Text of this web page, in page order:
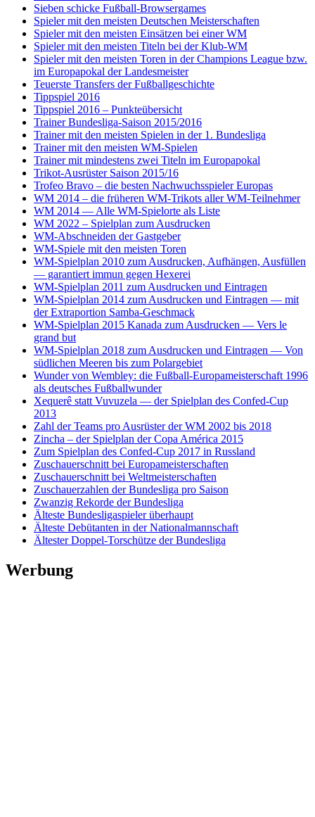
Sieben schicke Fußball-Browsergames
Spieler mit den meisten Deutschen Meisterschaften
Spieler mit den meisten Einsätzen bei einer WM
Spieler mit den meisten Titeln bei der Klub-WM
Spieler mit den meisten Toren in der Champions League bzw.
im Europapokal der Landesmeister
Teuerste Transfers der Fußballgeschichte
Tippspiel 2016
Tippspiel 2016 – Punkteübersicht
Trainer Bundesliga-Saison 2015/2016
Trainer mit den meisten Spielen in der 1. Bundesliga
Trainer mit den meisten WM-Spielen
Trainer mit mindestens zwei Titeln im Europapokal
Trikot-Ausrüster Saison 2015/16
Trofeo Bravo – die besten Nachwuchsspieler Europas
WM 2014 – die früheren WM-Trikots aller WM-Teilnehmer
WM 2014 — Alle WM-Spielorte als Liste
WM 2022 – Spielplan zum Ausdrucken
WM-Abschneiden der Gastgeber
WM-Spiele mit den meisten Toren
WM-Spielplan 2010 zum Ausdrucken, Aufhängen, Ausfüllen
— garantiert immun gegen Hexerei
WM-Spielplan 2011 zum Ausdrucken und Eintragen
WM-Spielplan 2014 zum Ausdrucken und Eintragen — mit
der Extraportion Samba-Geschmack
WM-Spielplan 2015 Kanada zum Ausdrucken — Vers le
grand but
WM-Spielplan 2018 zum Ausdrucken und Eintragen — Von
südlichen Meeren bis zum Polargebiet
Wunder von Wembley: die Fußball-Europameisterschaft 1996
als deutsches Fußballwunder
Xequerê statt Vuvuzela — der Spielplan des Confed-Cup
2013
Zahl der Teams pro Ausrüster der WM 2002 bis 2018
Zincha – der Spielplan der Copa América 2015
Zum Spielplan des Confed-Cup 2017 in Russland
Zuschauerschnitt bei Europameisterschaften
Zuschauerschnitt bei Weltmeisterschaften
Zuschauerzahlen der Bundesliga pro Saison
Zwanzig Rekorde der Bundesliga
Älteste Bundesligaspieler überhaupt
Älteste Debütanten in der Nationalmannschaft
Ältester Doppel-Torschütze der Bundesliga
Werbung